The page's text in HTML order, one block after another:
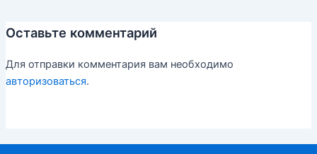
Оставьте комментарий
Для отправки комментария вам необходимо
авторизоваться.